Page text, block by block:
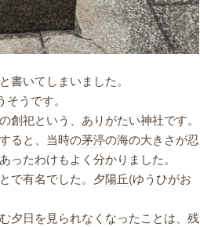
いてしまいました。
うです。
祀という、ありがたい神社です。
ると、当時の茅渟の海の大きさが忍
ったわけもよく分かりました。
有名でした。 夕陽丘(ゆうひがお
夕日を見られなくなったことは、残